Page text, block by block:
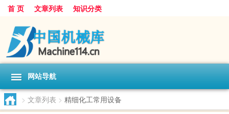
首 页 文章列表 知识分类
网站导航
> 文章列表 > 精细化工常用设备